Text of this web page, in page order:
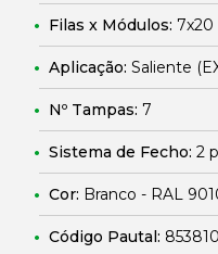
Filas x Módulos: 7x20
Aplicação: Saliente
Nº Tampas: 7
Sistema de Fecho: 2
Cor: Branco - RAL
Código Pautal: